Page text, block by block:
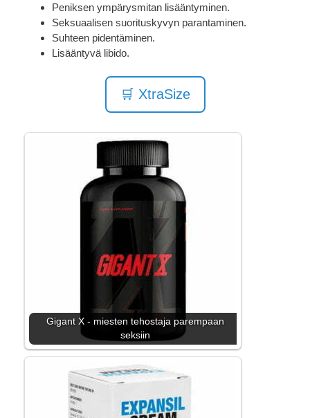
Peniksen ympärysmitan lisääntyminen.
Seksuaalisen suorituskyvyn parantaminen.
Suhteen pidentäminen.
Lisääntyvä libido.
🛒 XtraSize
Gigant X - miesten tehostaja parempaan
seksiin